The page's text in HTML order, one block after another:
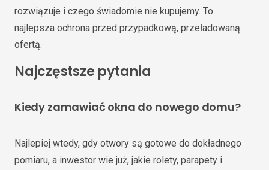
rozwiązuje i czego świadomie nie kupujemy. To
najlepsza ochrona przed przypadkową, przeładowaną
ofertą.
Najczęstsze pytania
Kiedy zamawiać okna do nowego domu?
Najlepiej wtedy, gdy otwory są gotowe do dokładnego
pomiaru, a inwestor wie już, jakie rolety, parapety i